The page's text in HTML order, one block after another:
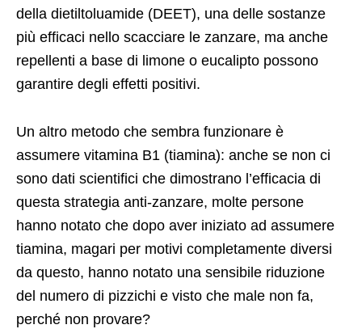
della dietiltoluamide (DEET), una delle sostanze
più efficaci nello scacciare le zanzare, ma anche
repellenti a base di limone o eucalipto possono
garantire degli effetti positivi.
Un altro metodo che sembra funzionare è
assumere vitamina B1 (tiamina): anche se non ci
sono dati scientifici che dimostrano l’efficacia di
questa strategia anti-zanzare, molte persone
hanno notato che dopo aver iniziato ad assumere
tiamina, magari per motivi completamente diversi
da questo, hanno notato una sensibile riduzione
del numero di pizzichi e visto che male non fa,
perché non provare?